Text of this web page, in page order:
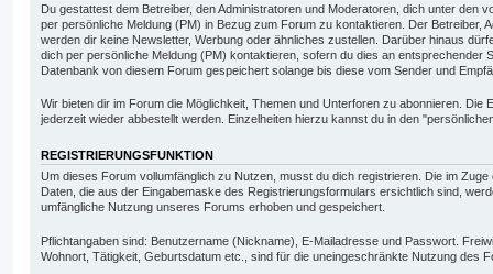
Du gestattest dem Betreiber, den Administratoren und Moderatoren, dich unter den
per persönliche Meldung (PM) in Bezug zum Forum zu kontaktieren. Der Betreiber,
werden dir keine Newsletter, Werbung oder ähnliches zustellen. Darüber hinaus
dich per persönliche Meldung (PM) kontaktieren, sofern du dies an entsprechender
Datenbank von diesem Forum gespeichert solange bis diese vom Sender und
Wir bieten dir im Forum die Möglichkeit, Themen und Unterforen zu abonnieren. Die
jederzeit wieder abbestellt werden. Einzelheiten hierzu kannst du in den
REGISTRIERUNGSFUNKTION
Um dieses Forum vollumfänglich zu Nutzen, musst du dich registrieren. Die im
Daten, die aus der Eingabemaske des Registrierungsformulars ersichtlich sind,
umfängliche Nutzung unseres Forums erhoben und gespeichert.
Pflichtangaben sind: Benutzername (Nickname), E-Mailadresse und Passwort.
Wohnort, Tätigkeit, Geburtsdatum etc., sind für die uneingeschränkte Nutzung des